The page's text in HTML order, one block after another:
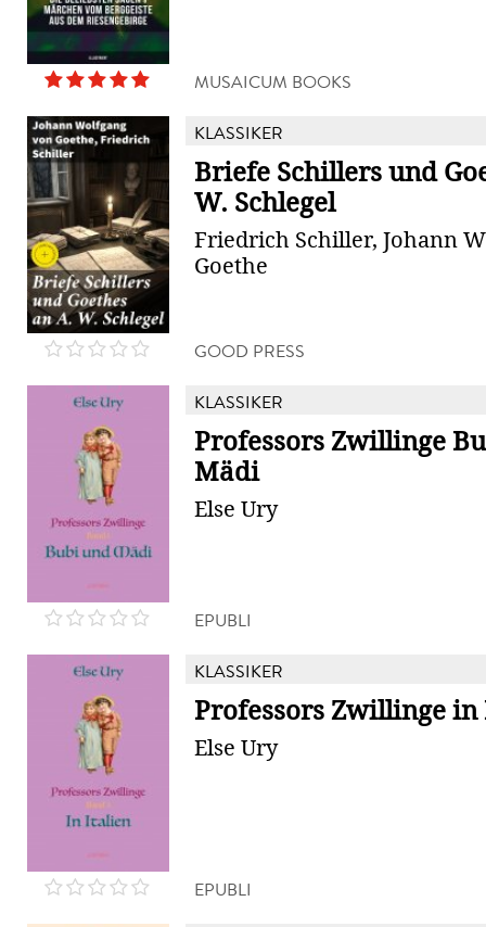
MUSAICUM BOOKS
KLASSIKER
Briefe Schillers und
W. Schlegel
Friedrich Schiller, Johann
Goethe
GOOD PRESS
KLASSIKER
Professors Zwillinge
Mädi
Else Ury
EPUBLI
KLASSIKER
Professors Zwillinge
Else Ury
EPUBLI